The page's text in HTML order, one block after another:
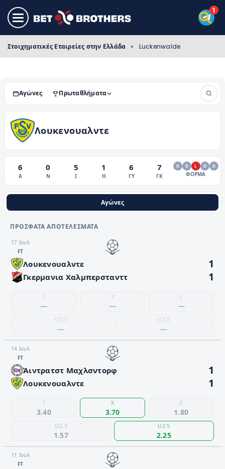
Στοιχηματικές Εταιρείες στην Ελλάδα » Luckenwalde
Αγώνες Πρωταθλήματα
Λουκενουαλντε
6
Α
0
Ν
5
Ι
1
Η
6
ΓΥ
7
ΓΚ
D D L D D
ΦΟΡΜΑ
Αγώνες
ΠΡΌΣΦΑΤΑ ΑΠΟΤΕΛΈΣΜΑΤΑ
17 Ιουλ
FΤ
Λουκενουαλντε 1
Γκερμανια Χαλμπερστανττ 1
1
—
X
—
2
—
O2.5
—
U2.5
—
14 Ιουλ
FΤ
Άιντρατστ Μαχλσντορφ 1
Λουκενουαλντε 1
1
3.40
X
3.70
2
1.80
O2.5
1.57
U2.5
2.25
11 Ιουλ
FΤ